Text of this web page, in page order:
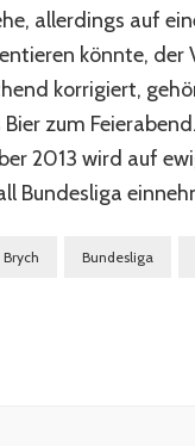
allerdings auf
könnte, der
korrigiert,
Bier zum
2013 wird auf
Bundesliga
Brych Bundesliga